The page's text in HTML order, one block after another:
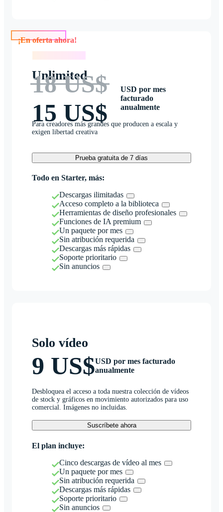
Unlimited
18 US$
15 US$
USD por mes
facturado
anualmente
Para creadores más grandes que producen a escala y
exigen libertad creativa
Prueba gratuita de 7 días
Todo en Starter, más:
Descargas ilimitadas
Acceso completo a la biblioteca
Herramientas de diseño profesionales
Funciones de IA premium
Un paquete por mes
Sin atribución requerida
Descargas más rápidas
Soporte prioritario
Sin anuncios
Solo vídeo
9 US$USD por mes facturado
anualmente
Desbloquea el acceso a toda nuestra colección de vídeos
de stock y gráficos en movimiento autorizados para uso
comercial. Imágenes no incluidas.
Suscríbete ahora
El plan incluye:
Cinco descargas de vídeo al mes
Un paquete por mes
Sin atribución requerida
Descargas más rápidas
Soporte prioritario
Sin anuncios